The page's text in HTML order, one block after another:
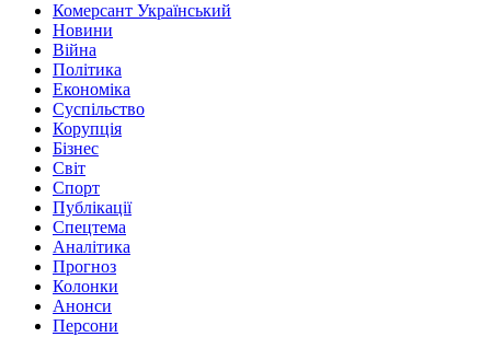
Комерсант Український
Новини
Війна
Політика
Економіка
Суспільство
Корупція
Бізнес
Світ
Спорт
Публікації
Спецтема
Аналітика
Прогноз
Колонки
Анонси
Персони